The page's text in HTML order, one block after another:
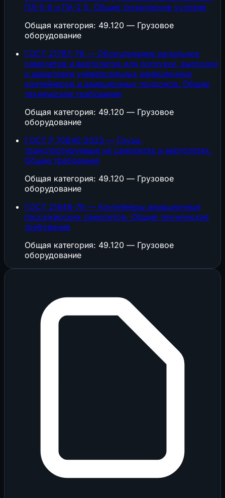
ПА-5,6 и ПА-2,5. Общие технические условия
Общая категория: 49.120 — Грузовое
оборудование
ГОСТ 21787-76 — Оборудование напольное
самолетов и вертолетов для погрузки, выгрузки
и швартовки универсальных авиационных
контейнеров и авиационных поддонов. Общие
технические требования
Общая категория: 49.120 — Грузовое
оборудование
ГОСТ Р 70640-2023 — Грузы,
транспортируемые на самолетах и вертолетах.
Общие требования
Общая категория: 49.120 — Грузовое
оборудование
ГОСТ 21648-76 — Контейнеры авиационные
пассажирских самолетов. Общие технические
требования
Общая категория: 49.120 — Грузовое
оборудование